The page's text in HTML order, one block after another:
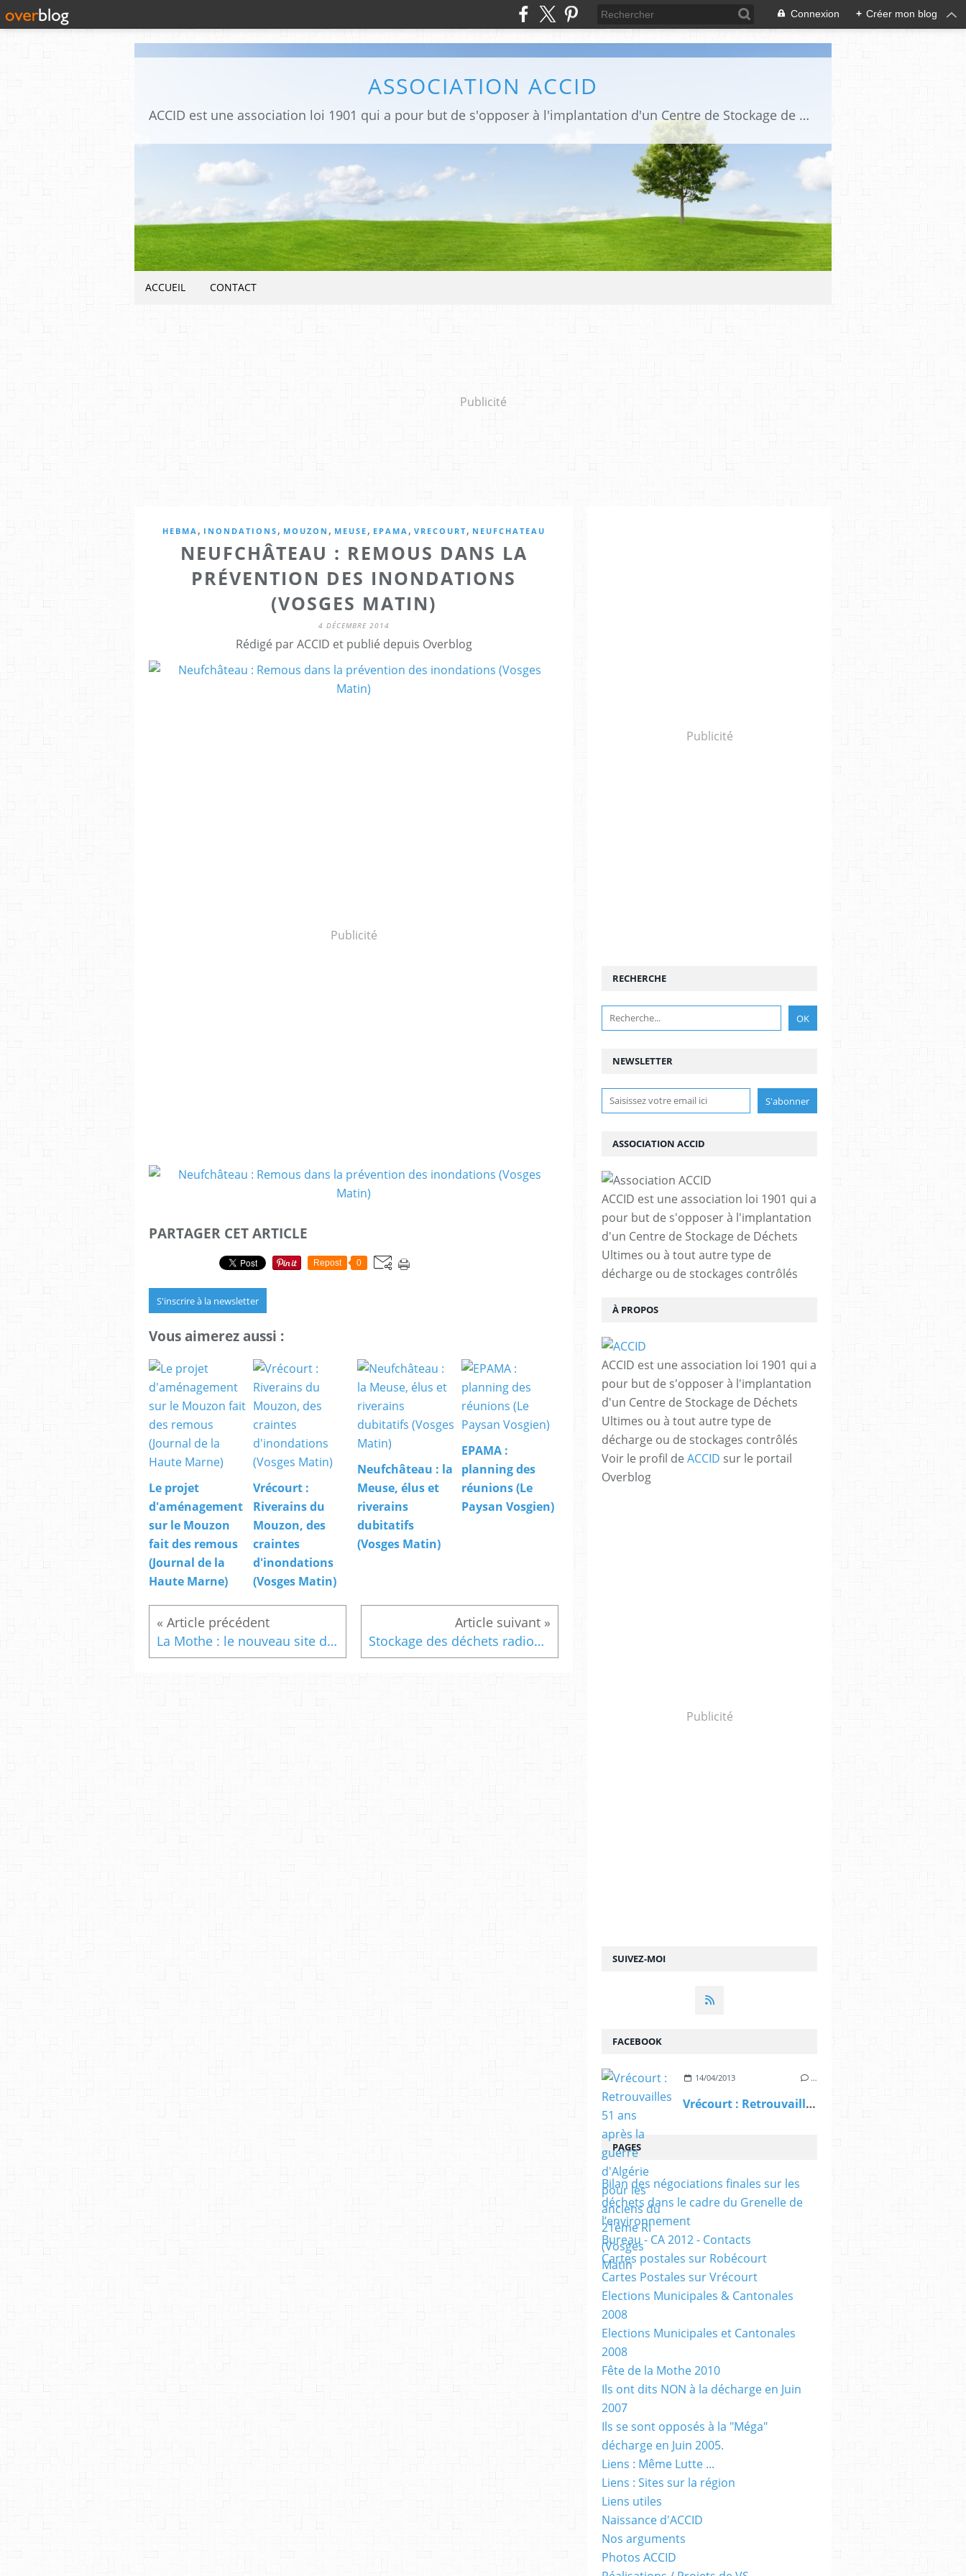
Connexion + Créer mon blog
ASSOCIATION ACCID
ACCID est une association loi 1901 qui a pour but de s'opposer à l'implantation d'un Centre de Stockage de Déchets Ultimes ou à tout autre type de décharge ou de stockages contrôlés
ACCUEIL CONTACT
Publicité
HEBMA , INONDATIONS , MOUZON , MEUSE , EPAMA , VRECOURT, NEUFCHATEAU
NEUFCHÂTEAU : REMOUS DANS LA
PRÉVENTION DES INONDATIONS
(VOSGES MATIN)
4 DÉCEMBRE 2014
Rédigé par ACCID et publié depuis Overblog
Publicité
PARTAGER CET ARTICLE
Repost 0
S'inscrire à la newsletter
Vous aimerez aussi :
Le projet
d'aménagement
sur le Mouzon
fait des remous
(Journal de la
Haute Marne)
Vrécourt :
Riverains du
Mouzon, des
craintes
d'inondations
(Vosges Matin)
Neufchâteau : la
Meuse, élus et
riverains
dubitatifs
(Vosges Matin)
EPAMA :
planning des
réunions (Le
Paysan Vosgien)
La Mothe : le nouveau site de l'association pour la Mothe est en ligne. Stockage des déchets radioactifs: Macron cède aux écologistes (Libération)
Publicité
NEWSLETTER
SUIVEZ-MOI
RECHERCHE
ASSOCIATION ACCID
ACCID est une association loi 1901 qui a
pour but de s'opposer à l'implantation
d'un Centre de Stockage de Déchets
Ultimes ou à tout autre type de
décharge ou de stockages contrôlés
À PROPOS
ACCID est une association loi 1901 qui a
pour but de s'opposer à l'implantation
d'un Centre de Stockage de Déchets
Ultimes ou à tout autre type de
décharge ou de stockages contrôlés
Voir le profil de ACCID sur le portail
Overblog
Publicité
FACEBOOK
14/04/2013 …
Vrécourt : Retrouvailles 51 ans après la guerre d'Algérie pour les anciens du 21ème RI (Vosges Matin
PAGES
Bilan des négociations finales sur les
déchets dans le cadre du Grenelle de
l’environnement
Bureau - CA 2012 - Contacts
Cartes postales sur Robécourt
Cartes Postales sur Vrécourt
Elections Municipales & Cantonales
2008
Elections Municipales et Cantonales
2008
Fête de la Mothe 2010
Ils ont dits NON à la décharge en Juin
2007
Ils se sont opposés à la "Méga"
décharge en Juin 2005.
Liens : Même Lutte ...
Liens : Sites sur la région
Liens utiles
Naissance d'ACCID
Nos arguments
Photos ACCID